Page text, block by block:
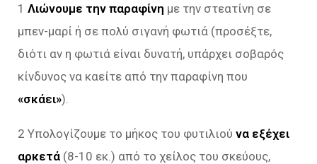
1 Λιώνουμε την παραφίνη με την στεατίνη σε
μπεν-μαρί ή σε πολύ σιγανή φωτιά (προσέξτε,
διότι αν η φωτιά είναι δυνατή, υπάρχει σοβαρός
κίνδυνος να καείτε από την παραφίνη που
«σκάει»).
2 Υπολογίζουμε το μήκος του φυτιλιού να εξέχει
αρκετά (8-10 εκ.) από το χείλος του σκεύους,